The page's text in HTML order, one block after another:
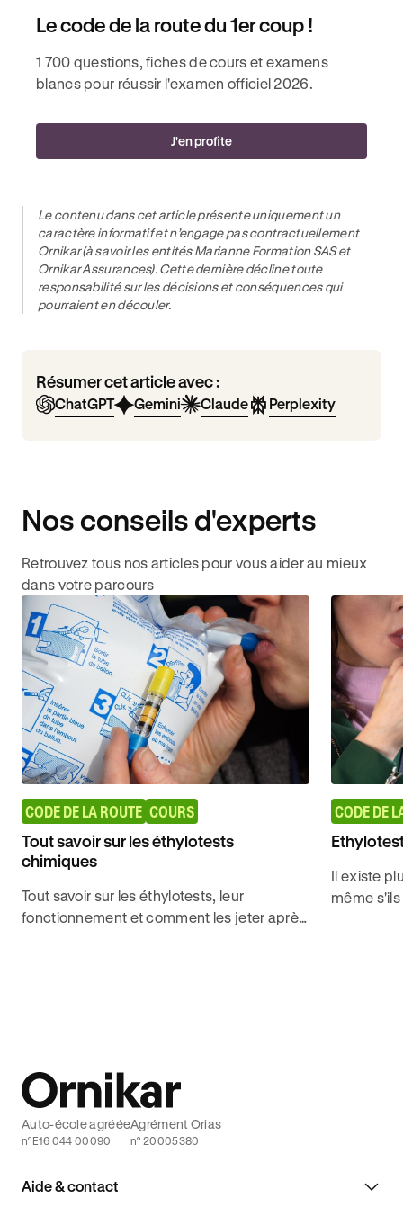
Le code de la route du 1er coup !
1 700 questions, fiches de cours et examens
blancs pour réussir l'examen officiel 2026.
J'en profite
Le contenu dans cet article présente uniquement un
caractère informatif et n’engage pas contractuellement
Ornikar (à savoir les entités Marianne Formation SAS et
Ornikar Assurances). Cette dernière décline toute
responsabilité sur les décisions et conséquences qui
pourraient en découler.
Résumer cet article avec :
ChatGPT Gemini Claude Perplexity
Nos conseils d'experts
Retrouvez tous nos articles pour vous aider au mieux
dans votre parcours
CODE DE LA ROUTE COURS
Tout savoir sur les éthylotests
chimiques
Tout savoir sur les éthylotests, leur
fonctionnement et comment les jeter après
CODE DE
Il existe
même
Aide & contact
Auto-école agréée
n°E16 044 00090
Agrément Orias
n° 20005380